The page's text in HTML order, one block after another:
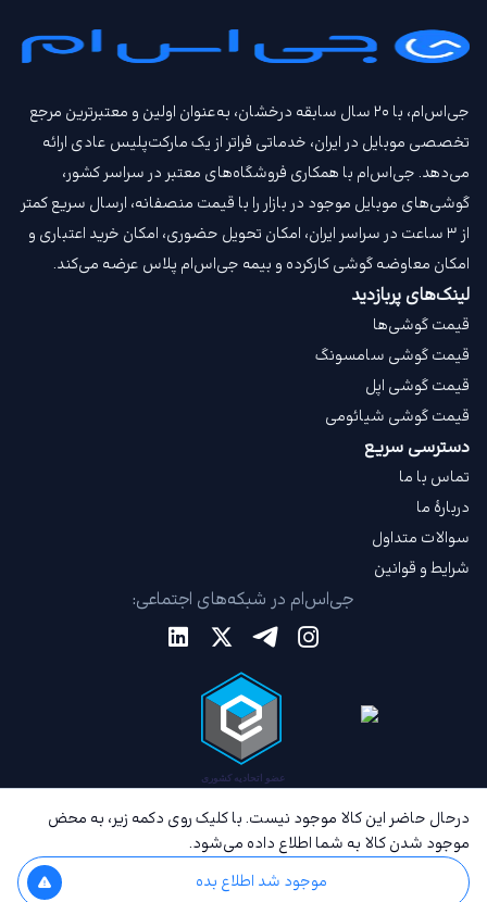
درحال حاضر این کالا موجود نیست. با کلیک روی دکمه زیر، به محض
موجود شدن کالا به شما اطلاع داده می‌شود.
موجود شد اطلاع بده
جی‌اس‌ام، با ۲۰ سال سابقه درخشان، به‌عنوان اولین و معتبرترین مرجع
تخصصی موبایل در ایران، خدماتی فراتر از یک مارکت‌پلیس عادی ارائه
می‌دهد. جی‌اس‌ام با همکاری فروشگاه‌های معتبر در سراسر کشور،
گوشی‌های موبایل موجود در بازار را با قیمت‌ منصفانه، ارسال سریع کمتر
از ۳ ساعت در سراسر ایران، امکان تحویل حضوری، امکان خرید اعتباری و
امکان معاوضه گوشی کارکرده و بیمه جی‌اس‌ام‌ پلاس عرضه می‌کند.
لینک‌های پربازدید
قیمت گوشی‌ها
قیمت گوشی سامسونگ
قیمت گوشی اپل
قیمت گوشی شیائومی
دسترسی سریع
تماس با ما
دربارهٔ ما
سوالات متداول
شرایط و قوانین
جی‌اس‌ام در شبکه‌های اجتماعی: